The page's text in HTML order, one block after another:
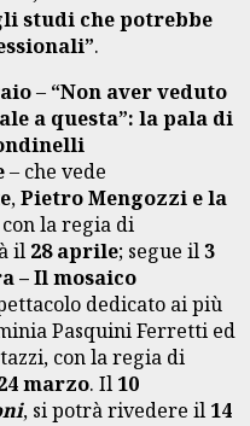
studi che potrebbe
.
– “Non aver veduto
a questa”: la pala di
– che vede
,Pietro Mengozzi e la
con la regia di
il 28 aprile; segue il 3
– Il mosaico
dedicato ai più
Pasquini Ferretti ed
con la regia di
marzo. Il 10
, si potrà rivedere il 14